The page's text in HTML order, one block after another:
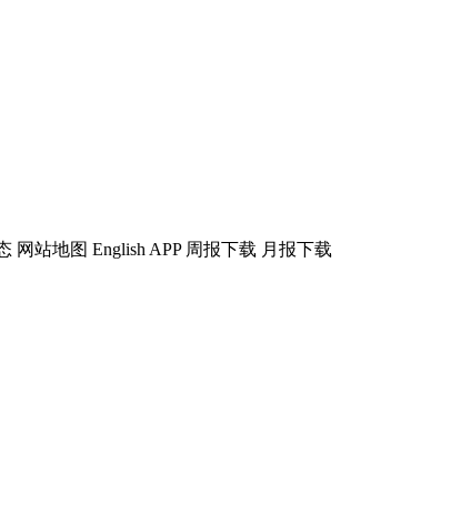
站地图 English APP 周报下载 月报下载